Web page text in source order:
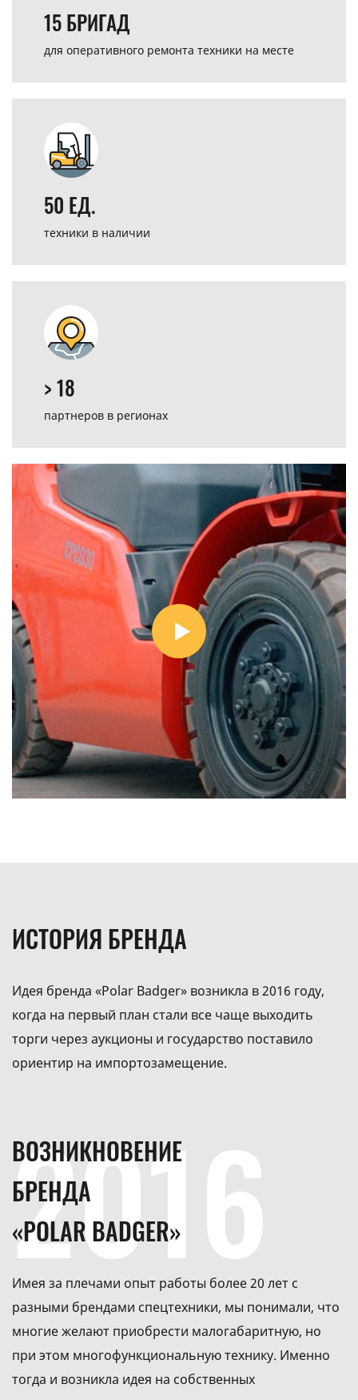
15 БРИГАД
для оперативного ремонта техники на месте
50 ЕД.
техники в наличии
> 18
партнеров в регионах
ИСТОРИЯ БРЕНДА
Идея бренда «Polar Badger» возникла в 2016 году,
когда на первый план стали все чаще выходить
торги через аукционы и государство поставило
ориентир на импортозамещение.
2016
ВОЗНИКНОВЕНИЕ
БРЕНДА
«POLAR BADGER»
Имея за плечами опыт работы более 20 лет с
разными брендами спецтехники, мы понимали, что
многие желают приобрести малогабаритную, но
при этом многофункциональную технику. Именно
тогда и возникла идея на собственных